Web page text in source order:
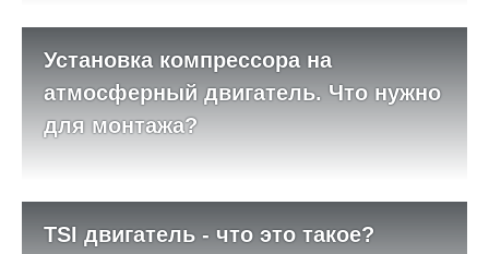
Установка компрессора на
атмосферный двигатель. Что нужно
для монтажа?
TSI двигатель - что это такое?